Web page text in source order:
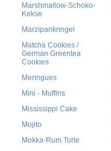
Marshmallow-Schoko-
Kekse
Marzipankringel
Matcha Cookies /
German Greentea
Cookies
Meringues
Mini - Muffins
Mississippi Cake
Mojito
Mokka-Rum Torte